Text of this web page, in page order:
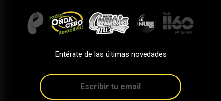
Entérate de las últimas novedades